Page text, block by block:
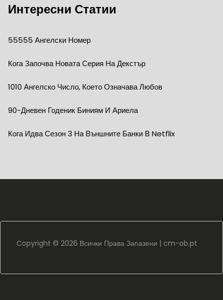
Интересни Статии
55555 Ангелски Номер
Кога Започва Новата Серия На Декстър
1010 Ангелско Число, Което Означава Любов
90-Дневен Годеник Биниям И Ариела
Кога Идва Сезон 3 На Външните Банки В Netflix
Copyright © 2026 Всички Права Запазени | cm-ob.pt